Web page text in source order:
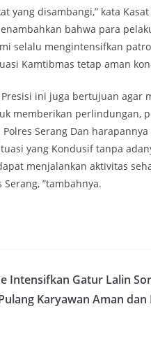
yang disambangi,” kata
bahwa para
selalu mengintensifkan
Kamtibmas tetap aman
ini juga bertujuan agar
memberikan perlindungan,
Serang Dan
yang Kondusif tanpa
menjalankan aktivitas
Serang, ”tambahnya.
Intensifkan Gatur Lalin
Karyawan Aman dan